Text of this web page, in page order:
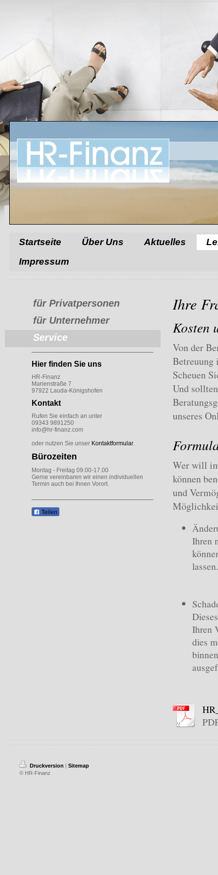
Startseite Über Uns Aktuelles
Impressum
Ihre
Kosten
Von der
Betreuung
Scheuen
Und
unseres
Wer will
können
und
Ihren
lassen.
Ihren
dies
für Privatpersonen
für Unternehmer
Service
Hier finden Sie uns
HR-Finanz
Marienstraße 7
97922 Lauda-Königshofen
Kontakt
Rufen Sie einfach an unter
09343 9891250
info@hr-finanz.com
oder nutzen Sie unser Kontaktformular.
Bürozeiten
Montag - Freitag 09.00-17.00
Gerne vereinbaren wir einen individuellen
Termin auch bei Ihnen Vorort.
Teilen
Druckversion | Sitemap
© HR-Finanz